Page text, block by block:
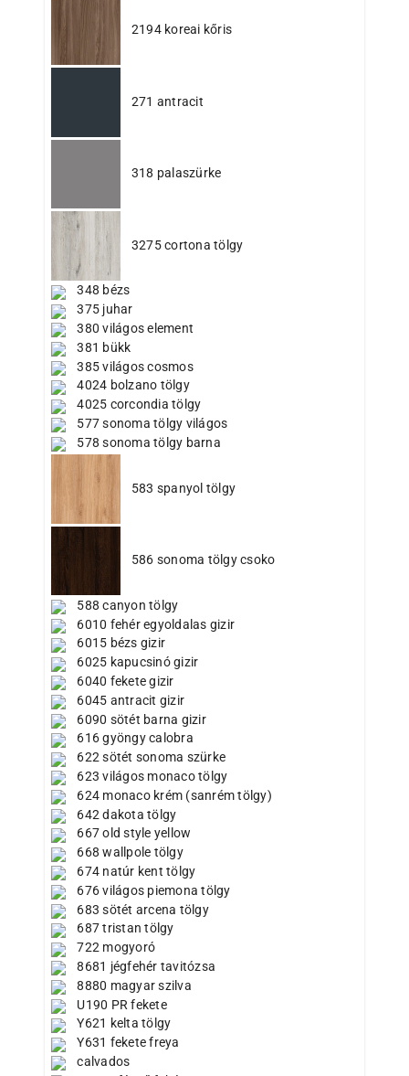
2194 koreai kőris
271 antracit
318 palaszürke
3275 cortona tölgy
348 bézs
375 juhar
380 világos element
381 bükk
385 világos cosmos
4024 bolzano tölgy
4025 corcondia tölgy
577 sonoma tölgy világos
578 sonoma tölgy barna
583 spanyol tölgy
586 sonoma tölgy csoko
588 canyon tölgy
6010 fehér egyoldalas gizir
6015 bézs gizir
6025 kapucsinó gizir
6040 fekete gizir
6045 antracit gizir
6090 sötét barna gizir
616 gyöngy calobra
622 sötét sonoma szürke
623 világos monaco tölgy
624 monaco krém (sanrém tölgy)
642 dakota tölgy
667 old style yellow
668 wallpole tölgy
674 natúr kent tölgy
676 világos piemona tölgy
683 sötét arcena tölgy
687 tristan tölgy
722 mogyoró
8681 jégfehér tavitózsa
8880 magyar szilva
U190 PR fekete
Y621 kelta tölgy
Y631 fekete freya
calvados